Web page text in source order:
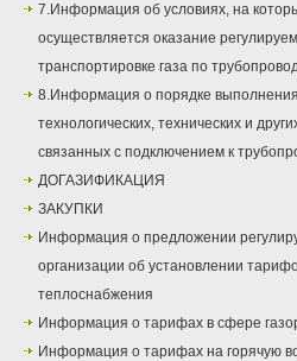
7.Информация об условиях, на
осуществляется оказание
транспортировке газа по
8.Информация о порядке выполнения
технологических, технических и
связанных с подключением к
ДОГАЗИФИКАЦИЯ
ЗАКУПКИ
Информация о предложении
организации об установлении
теплоснабжения
Информация о тарифах в сфере
Информация о тарифах на горячую